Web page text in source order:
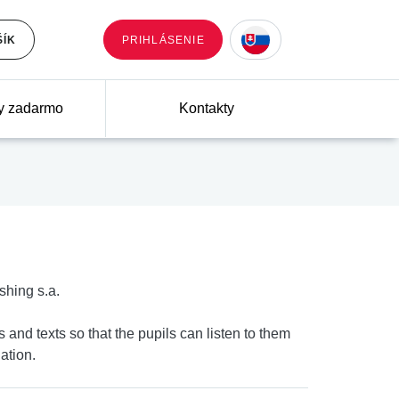
PRIHLÁSENIE
zadarmo Kontakty
s.a.
texts so that the pupils can listen to them